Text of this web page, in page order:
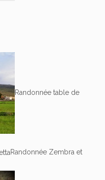
Randonnée table de
Randonnée Zembra et